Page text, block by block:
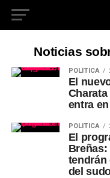
Noticias
POLÍTICA
El
Charata
entra
POLÍTICA
El
tendrán
del